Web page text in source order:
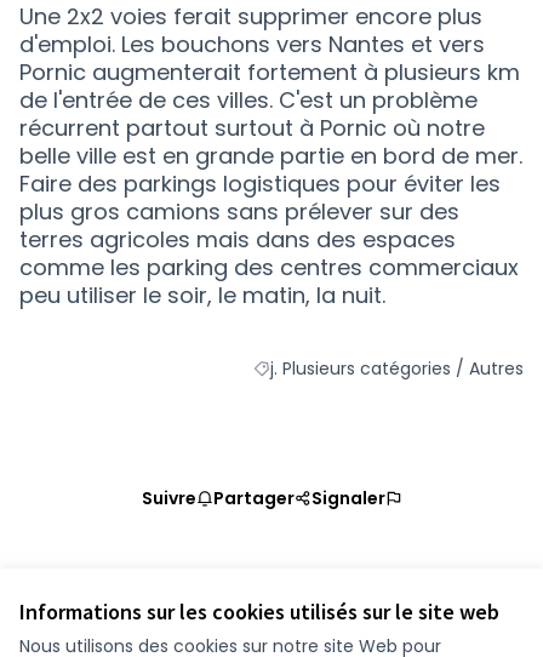
Informations sur les cookies utilisés sur le site web
Nous utilisons des cookies sur notre site Web pour
Une 2x2 voies ferait supprimer encore plus
d'emploi. Les bouchons vers Nantes et vers
Pornic augmenterait fortement à plusieurs km
de l'entrée de ces villes. C'est un problème
récurrent partout surtout à Pornic où notre
belle ville est en grande partie en bord de mer.
Faire des parkings logistiques pour éviter les
plus gros camions sans prélever sur des
terres agricoles mais dans des espaces
comme les parking des centres commerciaux
peu utiliser le soir, le matin, la nuit.
Filtrer les résultats de la
j. Plusieurs catégories / Autres
Suivre Partager Signaler
Vérifiez l'empreinte numérique